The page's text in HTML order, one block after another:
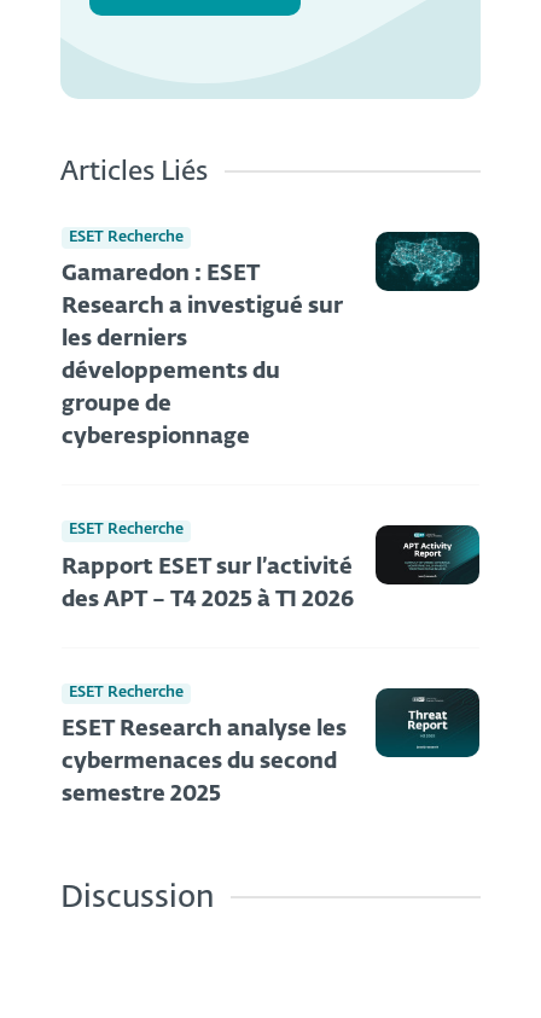
Articles Liés
ESET Recherche
Gamaredon : ESET
Research a investigué sur
les derniers
développements du
groupe de
cyberespionnage
ESET Recherche
Rapport ESET sur l’activité
des APT – T4 2025 à T1 2026
ESET Recherche
ESET Research analyse les
cybermenaces du second
semestre 2025
Discussion